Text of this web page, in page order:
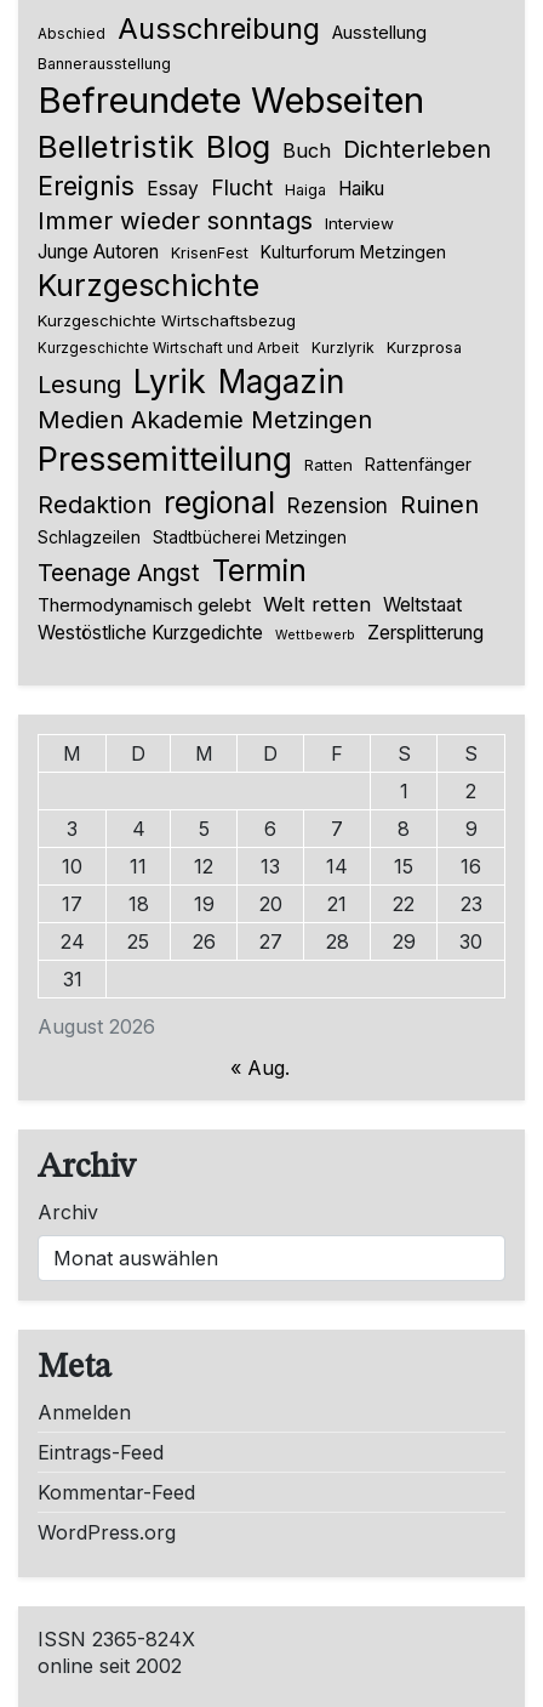
Abschied Ausschreibung Ausstellung
Bannerausstellung
Befreundete Webseiten
Belletristik Blog Buch Dichterleben
Ereignis Essay Flucht Haiga Haiku
Immer wieder sonntags Interview
Junge Autoren KrisenFest Kulturforum Metzingen
Kurzgeschichte
Kurzgeschichte Wirtschaftsbezug
Kurzgeschichte Wirtschaft und Arbeit Kurzlyrik Kurzprosa
Lesung Lyrik Magazin
Medien Akademie Metzingen
Pressemitteilung Ratten Rattenfänger
Redaktion regional Rezension Ruinen
Schlagzeilen Stadtbücherei Metzingen
Teenage Angst Termin
Thermodynamisch gelebt Welt retten Weltstaat
Westöstliche Kurzgedichte
Wettbewerb Zersplitterung
August 2026
M D M D F S
S
1
2
3
4 5 6 7 8
9
10
11 12 13 14 15
16
17
18 19 20 21 22
23
24
25 26 27 28 29
30
31
« Aug.
Archiv
Archiv
Meta
Anmelden
Eintrags-Feed
Kommentar-Feed
WordPress.org
ISSN 2365-824X
online seit 2002